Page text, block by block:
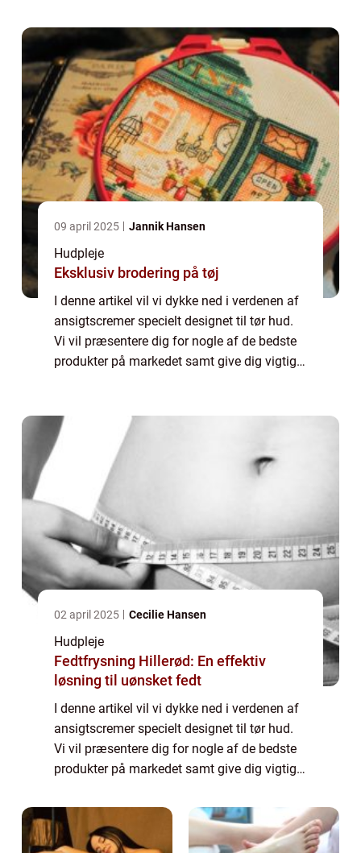
09 april 2025 Jannik Hansen
Hudpleje
Eksklusiv brodering på tøj
I denne artikel vil vi dykke ned i verdenen af
ansigtscremer specielt designet til tør hud.
Vi vil præsentere dig for nogle af de bedste
produkter på markedet samt give dig vigtige
02 april 2025 Cecilie Hansen
Hudpleje
Fedtfrysning Hillerød: En effektiv
løsning til uønsket fedt
I denne artikel vil vi dykke ned i verdenen af
ansigtscremer specielt designet til tør hud.
Vi vil præsentere dig for nogle af de bedste
produkter på markedet samt give dig vigtige
vide. Uanset om du allerede l...